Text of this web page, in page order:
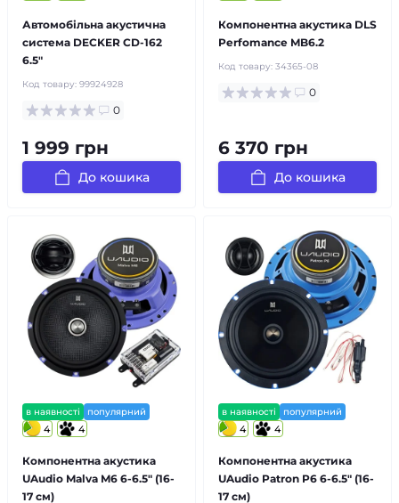
Автомобільна акустична
система DECKER CD-162
6.5″
Код товару: 99924928
0
1 999 грн
До кошика
Компонентна акустика DLS
Perfomance MB6.2
Код товару: 34365-08
0
6 370 грн
До кошика
в наявності популярний
4 4
Компонентна акустика
UAudio Malva M6 6-6.5″ (16-
17 см)
в наявності популярний
4 4
Компонентна акустика
UAudio Patron P6 6-6.5″ (16-
17 см)